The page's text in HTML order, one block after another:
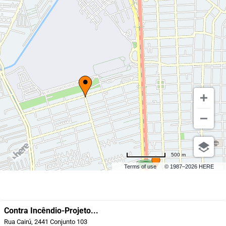
Terms of use © 1987–2026 HERE
500 m
Contra Incêndio-Projeto...
Rua Cairú, 2441 Conjunto 103